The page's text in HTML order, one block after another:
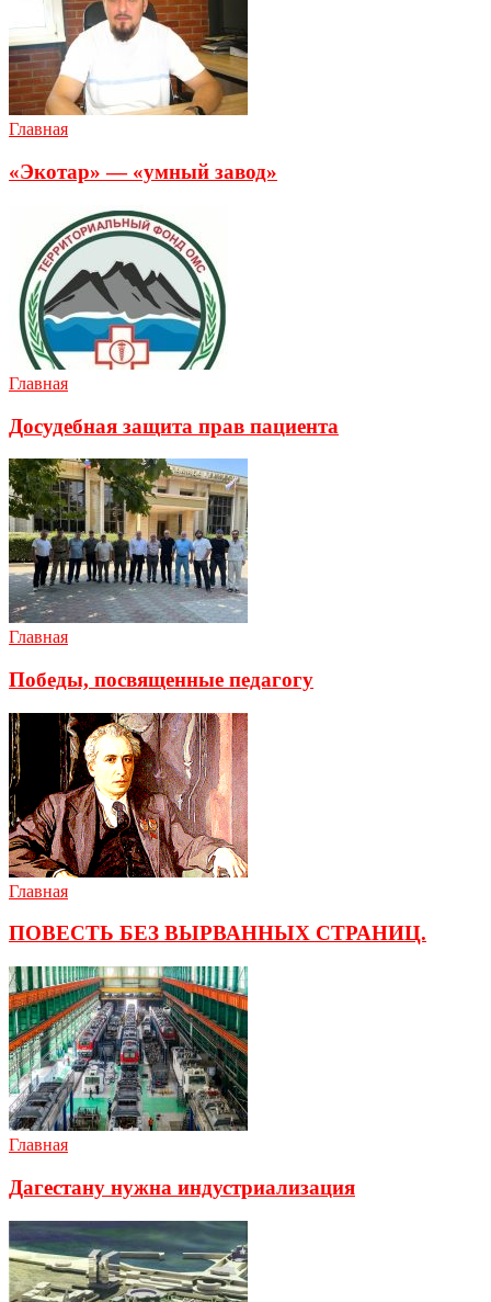
Главная
«Экотар» — «умный завод»
Главная
Досудебная защита прав пациента
Главная
Победы, посвященные педагогу
Главная
ПОВЕСТЬ БЕЗ ВЫРВАННЫХ СТРАНИЦ.
Главная
Дагестану нужна индустриализация